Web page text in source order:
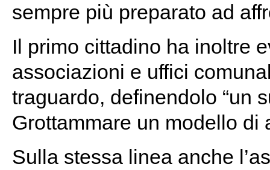
sempre più preparato ad
Il primo cittadino ha inoltre
associazioni e uffici
traguardo, definendolo “un
Grottammare un modello di
Sulla stessa linea anche